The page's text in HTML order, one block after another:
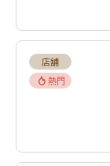
店舖
熱門